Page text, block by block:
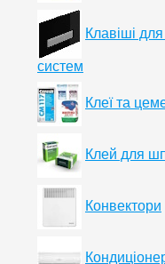
Клавіші
систем
Клеї та
Клей для
Конвектори